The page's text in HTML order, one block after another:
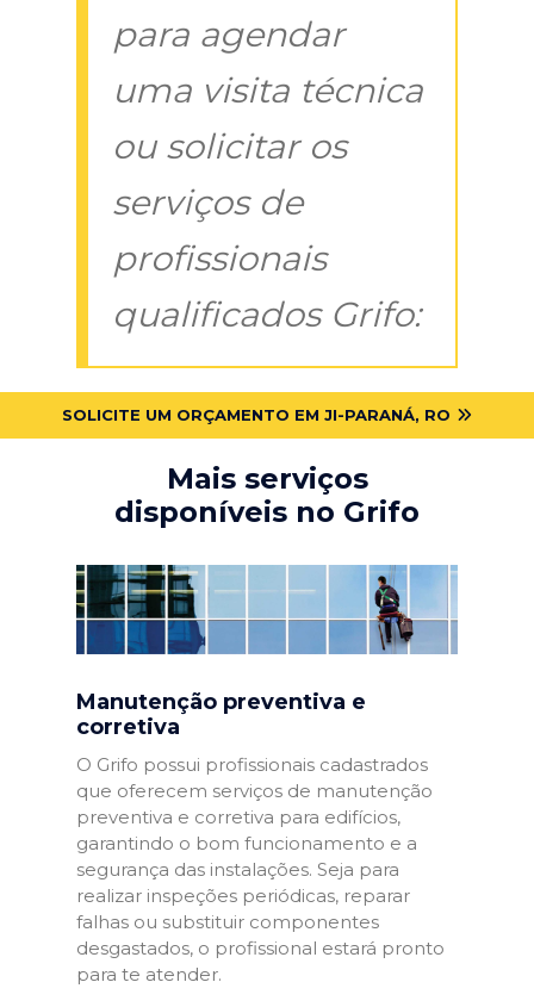
para agendar
uma visita técnica
ou solicitar os
serviços de
profissionais
qualificados Grifo:
SOLICITE UM ORÇAMENTO EM JI-PARANÁ, RO
Mais serviços
disponíveis no Grifo
Manutenção preventiva e
corretiva
O Grifo possui profissionais cadastrados
que oferecem serviços de manutenção
preventiva e corretiva para edifícios,
garantindo o bom funcionamento e a
segurança das instalações. Seja para
realizar inspeções periódicas, reparar
falhas ou substituir componentes
desgastados, o profissional estará pronto
para te atender.